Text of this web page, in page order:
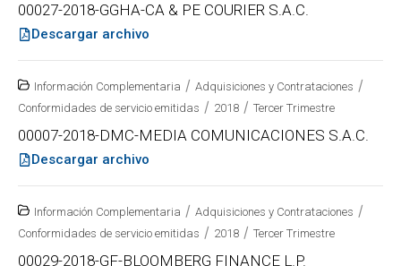
00027-2018-GGHA-CA & PE COURIER S.A.C.
Descargar archivo
Información Complementaria / Adquisiciones y Contrataciones /
Conformidades de servicio emitidas / 2018 / Tercer Trimestre
00007-2018-DMC-MEDIA COMUNICACIONES S.A.C.
Descargar archivo
Información Complementaria / Adquisiciones y Contrataciones /
Conformidades de servicio emitidas / 2018 / Tercer Trimestre
00029-2018-GF-BLOOMBERG FINANCE L.P.